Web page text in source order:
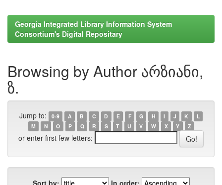
Georgia Integrated Library Information System
Consortium's Digital Repositary
Browsing by Author არზიანი,
ზ.
Jump to: 0-9 A B C D E F G H I J K
L
M
N O P Q R S T U V W X Y Z
or enter first few letters:
Sort by:
In order: